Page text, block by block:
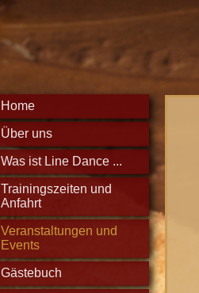
Home
Über uns
Was ist Line Dance ...
Trainingszeiten und
Anfahrt
Veranstaltungen und
Events
Gästebuch